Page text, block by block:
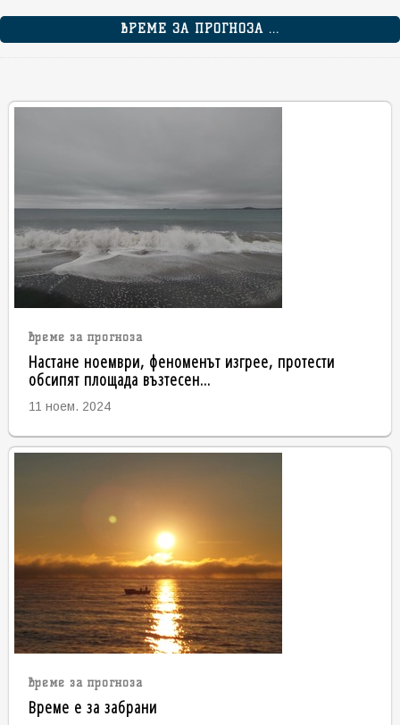
ВРЕМЕ ЗА ПРОГНОЗА ...
време за прогноза
Настане ноември, феноменът изгрее, протести
обсипят площада възтесен...
11 ноем. 2024
време за прогноза
Време е за забрани